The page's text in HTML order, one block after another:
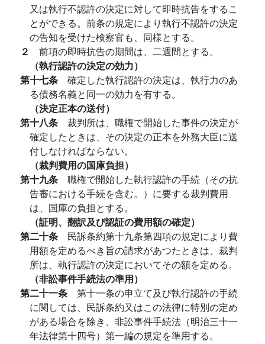
又は執行不認許の決定に対して即時抗告をするこ
とができる。前条の規定により執行不認許の決定
の告知を受けた検察官も、同様とする。
２ 前項の即時抗告の期間は、二週間とする。
（執行認許の決定の効力）
第十七条 確定した執行認許の決定は、執行力のあ
る債務名義と同一の効力を有する。
（決定正本の送付）
第十八条 裁判所は、職権で開始した事件の決定が
確定したときは、その決定の正本を外務大臣に送
付しなければならない。
（裁判費用の国庫負担）
第十九条 職権で開始した執行認許の手続（その抗
告審における手続を含む。）に要する裁判費用
は、国庫の負担とする。
（証明、翻訳及び認証の費用額の確定）
第二十条 民訴条約第十九条第四項の規定により費
用額を定めるべき旨の請求があつたときは、裁判
所は、執行認許の決定においてその額を定める。
（非訟事件手続法の準用）
第二十一条 第十一条の申立て及び執行認許の手続
に関しては、民訴条約又はこの法律に特別の定め
がある場合を除き、非訟事件手続法（明治三十一
年法律第十四号）第一編の規定を準用する。